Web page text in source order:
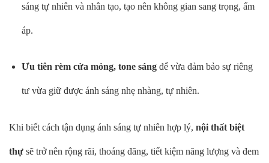
sáng tự nhiên và nhân tạo, tạo nên không gian sang trọng, ấm
áp.
Ưu tiên rèm cửa mỏng, tone sángđể vừa đảm bảo sự riêng
tư vừa giữ được ánh sáng nhẹ nhàng, tự nhiên.
Khi biết cách tận dụng ánh sáng tự nhiên hợp lý, nội thất biệt
thự sẽ trở nên rộng rãi, thoáng đãng, tiết kiệm năng lượng và đem